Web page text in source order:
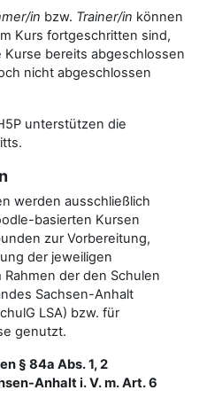
in bzw. Trainer/in können
Kurs fortgeschritten sind,
bereits abgeschlossen
nicht abgeschlossen
unterstützen die
werden ausschließlich
basierten Kursen
zur Vorbereitung,
der jeweiligen
der den Schulen
Sachsen-Anhalt
LSA) bzw. für
genutzt.
§ 84a Abs. 1, 2
Anhalt i. V. m. Art. 6